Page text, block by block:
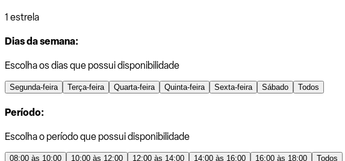
1 estrela
Dias da semana:
Escolha os dias que possui disponibilidade
Segunda-feira Terça-feira Quarta-feira Quinta-feira Sexta-feira Sábado Todos
Período:
Escolha o período que possui disponibilidade
08:00 às 10:00 10:00 às 12:00 12:00 às 14:00 14:00 às 16:00 16:00 às 18:00
Todos